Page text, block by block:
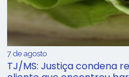
7 de agosto
TJ/MS: Justiça condena